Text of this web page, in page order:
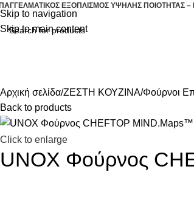
Skip to navigation
Skip to main content
ΕΞΟΠΛΙΣΜΟΣ ΥΨΗΛΗΣ ΠΟΙΟΤΗΤΑΣ –
Αρχική σελίδα ΖΕΣΤΗ ΚΟΥΖΙΝΑ Φούρνοι
Back to products
Click to enlarge
UNOX Φούρνος